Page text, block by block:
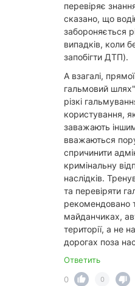
перевіряє
сказано, що
забороняється
випадків, коли
запобігти ДТП).
А взагалі,
гальмовий
різкі
користування,
заважають
вважаються
спричинити
кримінальну
наслідків.
та перевіряти
рекомендовано
майданчиках,
території, а не
дорогах поза
Ответить
0
0